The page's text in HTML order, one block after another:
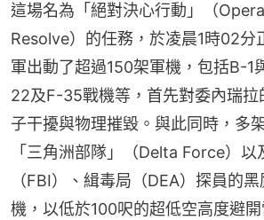
這場名為「絕對決心行動」（
Resolve）的任務，於凌晨1時02分
軍出動了超過150架軍機，包括B-1
22及F-35戰機等，首先對委內瑞拉
子干擾與物理摧毀。與此同時，多
「三角洲部隊」（Delta Force）以
（FBI）、緝毒局（DEA）探員的
機，以低於100呎的超低空高度避